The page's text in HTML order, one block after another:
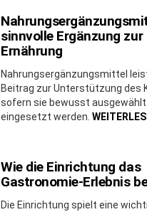
sinnvolle Ergänzung
Ernährung
Nahrungsergänzungsmittel
Beitrag zur Unterstützung des
sofern sie bewusst
eingesetzt werden.
Wie die Einrichtung das
Gastronomie-Erlebnis
Die Einrichtung spielt eine